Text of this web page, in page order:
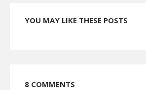
YOU MAY LIKE THESE POSTS
8 COMMENTS